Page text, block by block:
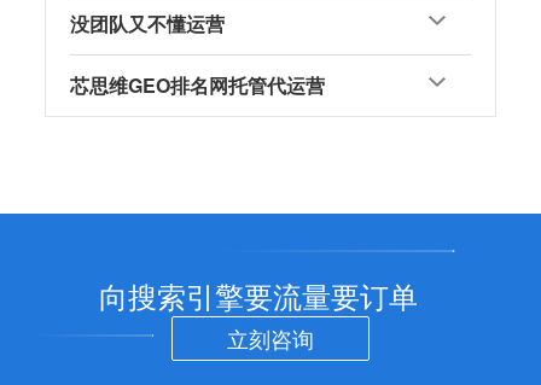
没团队又不懂运营
芯思维GEO排名网托管代运营
向搜索引擎要流量要订单
立刻咨询